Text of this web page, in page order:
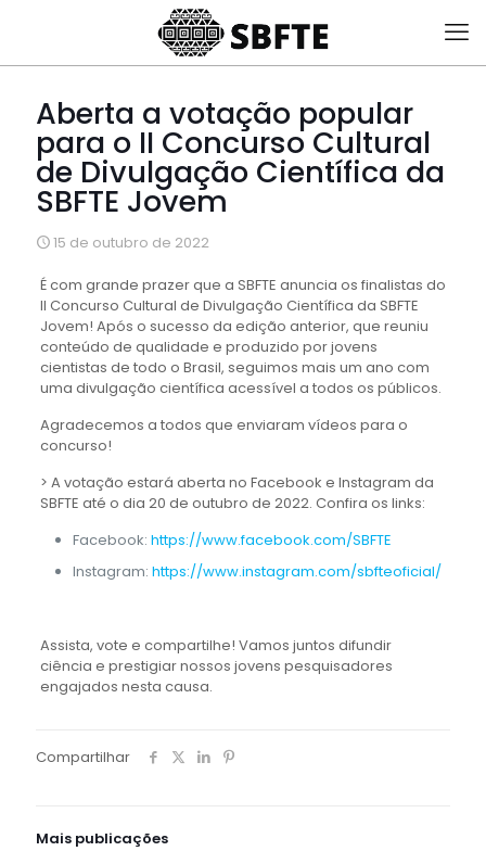
Aberta a votação popular
para o II Concurso Cultural
de Divulgação Científica da
SBFTE Jovem
15 de outubro de 2022
É com grande prazer que a SBFTE anuncia os finalistas do
II Concurso Cultural de Divulgação Científica da SBFTE
Jovem! Após o sucesso da edição anterior, que reuniu
conteúdo de qualidade e produzido por jovens
cientistas de todo o Brasil, seguimos mais um ano com
uma divulgação científica acessível a todos os públicos.
Agradecemos a todos que enviaram vídeos para o
concurso!
> A votação estará aberta no Facebook e Instagram da
SBFTE até o dia 20 de outubro de 2022. Confira os links:
Facebook: https://www.facebook.com/SBFTE
Instagram: https://www.instagram.com/sbfteoficial/
Assista, vote e compartilhe! Vamos juntos difundir
ciência e prestigiar nossos jovens pesquisadores
engajados nesta causa.
Compartilhar
Mais publicações